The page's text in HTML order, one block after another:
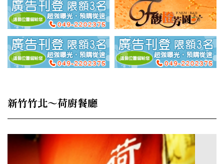
新竹竹北～荷廚餐廳